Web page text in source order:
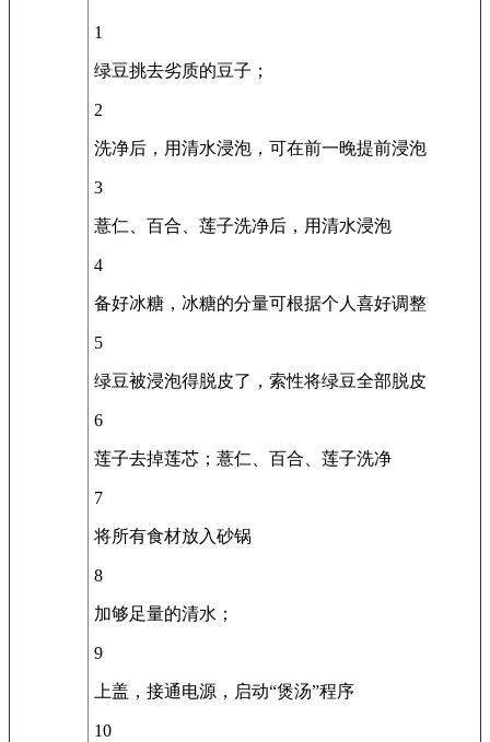
1
绿豆挑去劣质的豆子；
2
洗净后，用清水浸泡，可在前一晚提前浸泡
3
薏仁、百合、莲子洗净后，用清水浸泡
4
备好冰糖，冰糖的分量可根据个人喜好调整
5
绿豆被浸泡得脱皮了，索性将绿豆全部脱皮
6
莲子去掉莲芯；薏仁、百合、莲子洗净
7
将所有食材放入砂锅
8
加够足量的清水；
9
上盖，接通电源，启动“煲汤”程序
10